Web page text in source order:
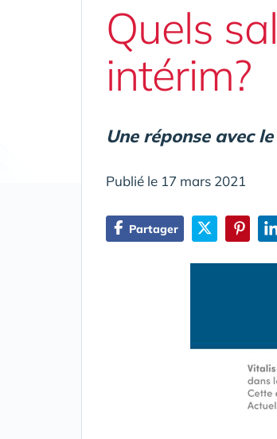
Quels
intérim?
Une réponse avec
Publié le 17 mars 2021
Partager